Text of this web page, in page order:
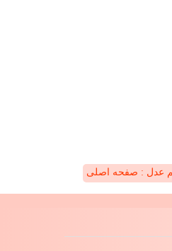
عدل : صفحه اصلی